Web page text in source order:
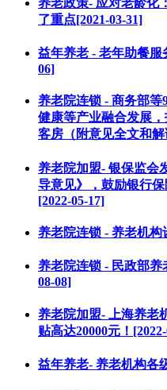
养老政策- 应对老龄化
了重点[2021-03-31]
益年养老 - 老年助餐服
06]
养老院连锁 - 商务部等
健康等产业融合发展
客房（附意见全文和解
养老院加盟- 银保监会
导意见》，鼓励银行
[2022-05-17]
养老院连锁 - 养老机构
养老院连锁 - 民政部养
08-08]
养老院加盟- 上海养老
贴高达20000元！
益年养老- 养老机构各